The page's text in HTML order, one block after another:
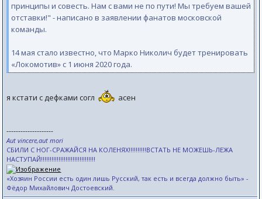
принципы и совесть. Нам с вами не по пути! Мы требуем вашей
отставки!" - написано в заявлении фанатов московской
команды.
14 мая стало известно, что Марко Николич будет тренировать
«Локомотив» с 1 июня 2020 года.
я кстати с дефками согл асен
--------------------
Aut vincere,aut mori
СБИЛИ С НОГ-СРАЖАЙСЯ НА КОЛЕНЯХ!!!!!!!!!!ВСТАТЬ НЕ МОЖЕШЬ-ЛЕЖА
НАСТУПАЙ!!!!!!!!!!!!!!!!!!!!!!!!!!!!!!!
«Хозяин России есть один лишь Русский, так есть и всегда должно быть» -
Фёдор Михайлович Достоевский.